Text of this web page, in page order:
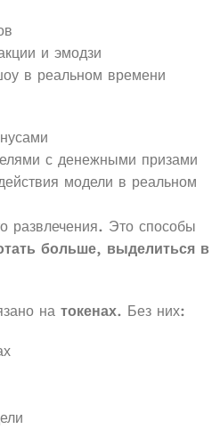
и эмодзи
в реальном времени
с денежными призами
модели в реальном
Это способы
больше, выделиться в
на токенах. Без них: